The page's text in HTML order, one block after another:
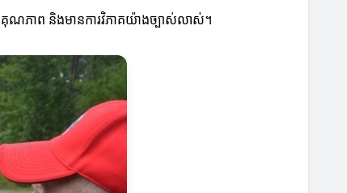
គុណភាព និងមានការវិភាគយ៉ាងច្បាស់លាស់។